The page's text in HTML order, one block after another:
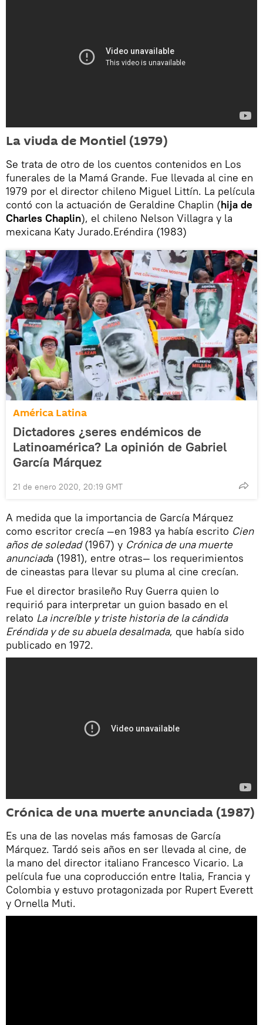
La viuda de Montiel (1979)
Se trata de otro de los cuentos contenidos en Los
funerales de la Mamá Grande. Fue llevada al cine en
1979 por el director chileno Miguel Littín. La película
contó con la actuación de Geraldine Chaplin (hija de
Charles Chaplin), el chileno Nelson Villagra y la
mexicana Katy Jurado.Eréndira (1983)
América Latina
Dictadores ¿seres endémicos de
Latinoamérica? La opinión de Gabriel
García Márquez
21 de enero 2020, 20:19 GMT
A medida que la importancia de García Márquez
como escritor crecía —en 1983 ya había escrito Cien
años de soledad(1967) y Crónica de una muerte
anunciada (1981), entre otras— los requerimientos
de cineastas para llevar su pluma al cine crecían.
Fue el director brasileño Ruy Guerra quien lo
requirió para interpretar un guion basado en el
relato La increíble y triste historia de la cándida
Eréndida y de su abuela desalmada, que había sido
publicado en 1972.
Crónica de una muerte anunciada (1987)
Es una de las novelas más famosas de García
Márquez. Tardó seis años en ser llevada al cine, de
la mano del director italiano Francesco Vicario. La
película fue una coproducción entre Italia, Francia y
Colombia y estuvo protagonizada por Rupert Everett
y Ornella Muti.